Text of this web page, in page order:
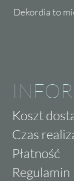
Dekordia to
Koszt
Czas
Płatność
Regulamin